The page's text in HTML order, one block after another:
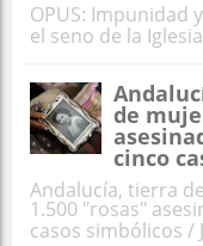
OPUS: Impunidad
el seno de la
de
cinco
Andalucía, tierra
1.500 "rosas"
casos simbólicos /